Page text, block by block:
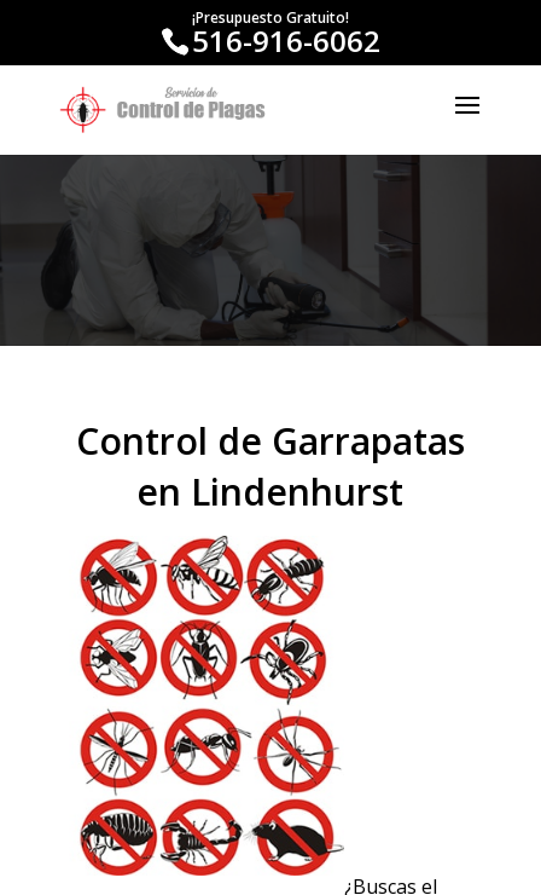
¡Presupuesto Gratuito!
516-916-6062
Control de Garrapatas
en Lindenhurst
¿Buscas el